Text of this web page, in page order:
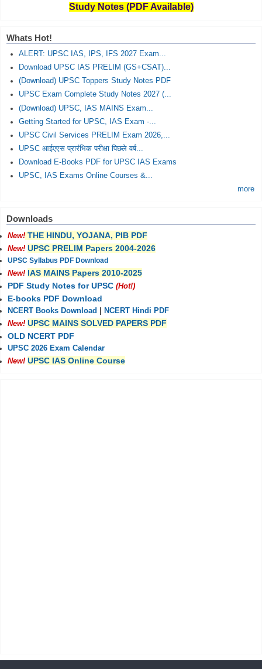
Study Notes (PDF Available)
Whats Hot!
ALERT: UPSC IAS, IPS, IFS 2027 Exam...
Download UPSC IAS PRELIM (GS+CSAT)...
(Download) UPSC Toppers Study Notes PDF
UPSC Exam Complete Study Notes 2027 (...
(Download) UPSC, IAS MAINS Exam...
Getting Started for UPSC, IAS Exam -...
UPSC Civil Services PRELIM Exam 2026,...
UPSC आईएएस प्रारंभिक परीक्षा पिछले वर्ष...
Download E-Books PDF for UPSC IAS Exams
UPSC, IAS Exams Online Courses &...
more
Downloads
New! THE HINDU, YOJANA, PIB PDF
New! UPSC PRELIM Papers 2004-2026
UPSC Syllabus PDF Download
New! IAS MAINS Papers 2010-2025
PDF Study Notes for UPSC (Hot!)
E-books PDF Download
NCERT Books Download
NCERT Hindi PDF
New! UPSC MAINS SOLVED PAPERS PDF
OLD NCERT PDF
UPSC 2026 Exam Calendar
New! UPSC IAS Online Course